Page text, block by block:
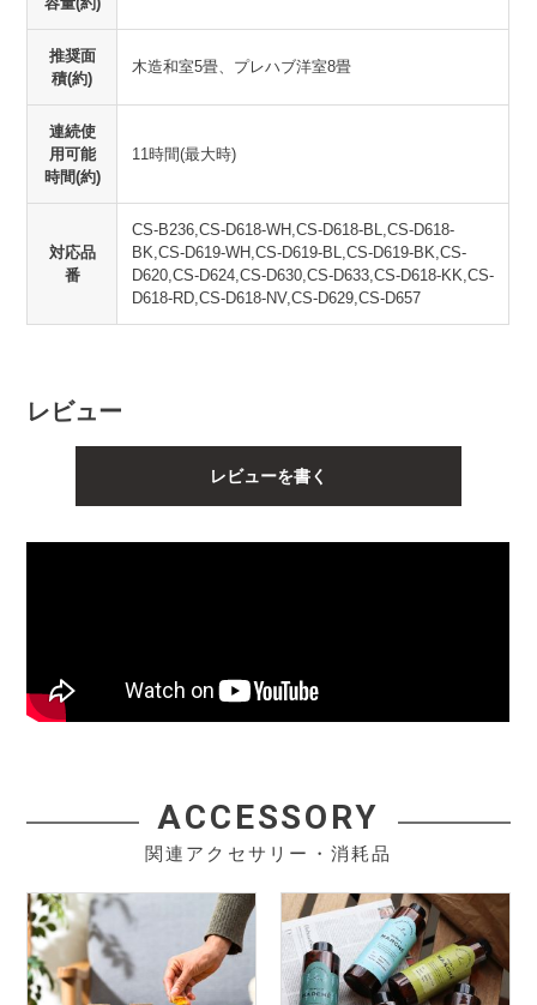
推奨面
積(約)
木造和室5畳、プレハブ洋室8畳
連続使
用可能
時間(約)
11時間(最大時)
対応品
番
CS-B236,CS-D618-WH,CS-D618-BL,CS-D618-
BK,CS-D619-WH,CS-D619-BL,CS-D619-BK,CS-
D620,CS-D624,CS-D630,CS-D633,CS-D618-KK,CS-
D618-RD,CS-D618-NV,CS-D629,CS-D657
レビュー
レビューを書く
ACCESSORY
関連アクセサリー・消耗品